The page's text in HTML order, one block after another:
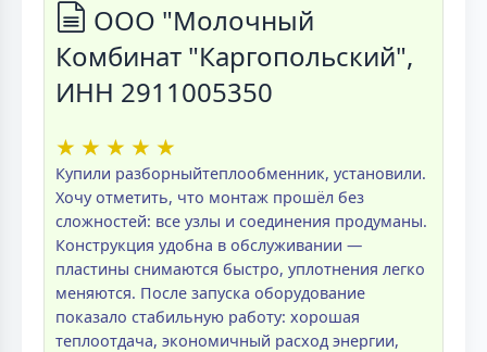
ООО "Молочный
Комбинат "Каргопольский",
ИНН 2911005350
★ ★ ★ ★ ★
Купили разборныйтеплообменник, установили.
Хочу отметить, что монтаж прошёл без
сложностей: все узлы и соединения продуманы.
Конструкция удобна в обслуживании —
пластины снимаются быстро, уплотнения легко
меняются. После запуска оборудование
показало стабильную работу: хорошая
теплоотдача, экономичный расход энергии,